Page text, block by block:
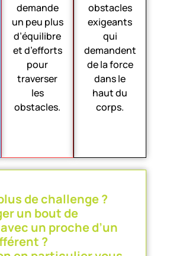
demande
un peu plus
d’équilibre
et d’efforts
pour
traverser
les
obstacles.
obstacles
exigeants
qui
demandent
de la force
dans le
haut du
corps.
de challenge ?
un bout de
un proche d’un
?